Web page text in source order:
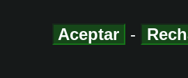
Aceptar -